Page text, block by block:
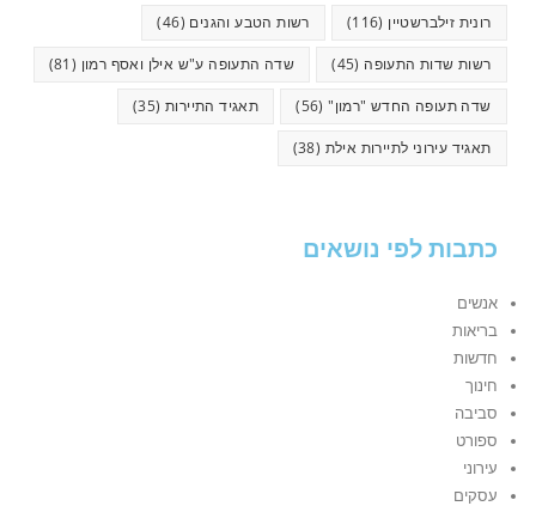
רונית זילברשטיין (116) רשות הטבע והגנים (46)
רשות שדות התעופה (45) שדה התעופה ע"ש אילן ואסף רמון (81)
שדה תעופה החדש "רמון"(56) תאגיד התיירות (35)
תאגיד עירוני לתיירות אילת (38)
כתבות לפי נושאים
אנשים
בריאות
חדשות
חינוך
סביבה
ספורט
עירוני
עסקים